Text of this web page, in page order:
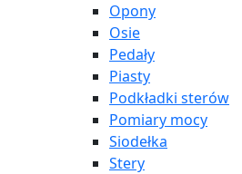
Opony
Osie
Pedały
Piasty
Podkładki sterów
Pomiary mocy
Siodełka
Stery